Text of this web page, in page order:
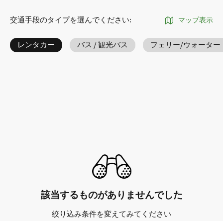
交通手段のタイプを選んでください: マップ表示
レンタカー バス / 観光バス フェリー/ウォーター
該当するものがありませんでした
絞り込み条件を変えてみてください